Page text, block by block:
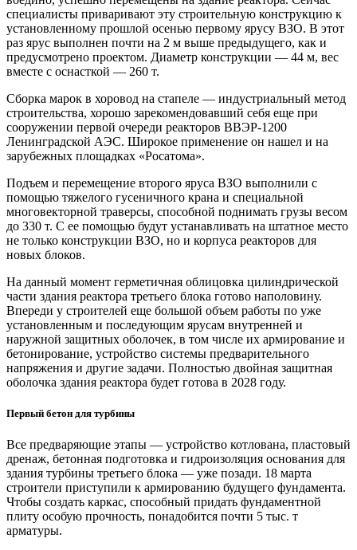
специалисты приваривают эту строительную конструкцию к
установленному прошлой осенью первому ярусу ВЗО. В этот
раз ярус выполнен почти на 2 м выше предыдущего, как и
предусмотрено проектом. Диаметр конструкции — 44 м, вес
вместе с оснасткой — 260 т.
Сборка марок в хоровод на стапеле — индустриальный метод
строительства, хорошо зарекомендовавший себя еще при
сооружении первой очереди реакторов ВВЭР‑1200
Ленинградской АЭС. Широкое применение он нашел и на
зарубежных площадках «Росатома».
Подъем и перемещение второго яруса ВЗО выполнили с
помощью тяжелого гусеничного крана и специальной
многовекторной траверсы, способной поднимать грузы весом
до 330 т. С ее помощью будут устанавливать на штатное место
не только конструкции ВЗО, но и корпуса реакторов для
новых блоков.
На данный момент герметичная облицовка цилиндрической
части здания реактора третьего блока готово наполовину.
Впереди у строителей еще большой объем работы по уже
установленным и последующим ярусам внутренней и
наружной защитных оболочек, в том числе их армирование и
бетонирование, устройство системы предварительного
напряжения и другие задачи. Полностью двойная защитная
оболочка здания реактора будет готова в 2028 году.
Первый бетон для турбины
Все предваряющие этапы — устройство котлована, пластовый
дренаж, бетонная подготовка и гидроизоляция основания для
здания турбины третьего блока — уже позади. 18 марта
строители приступили к армированию будущего фундамента.
Чтобы создать каркас, способный придать фундаментной
плиту особую прочность, понадобится почти 5 тыс. т
арматуры.